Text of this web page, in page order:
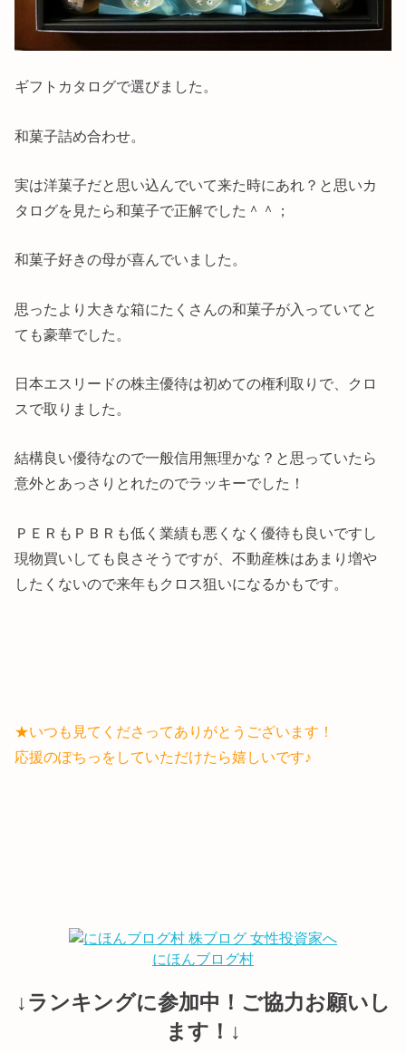
ギフトカタログで選びました。
和菓子詰め合わせ。
実は洋菓子だと思い込んでいて来た時にあれ？と思いカ
タログを見たら和菓子で正解でした＾＾；
和菓子好きの母が喜んでいました。
思ったより大きな箱にたくさんの和菓子が入っていてと
ても豪華でした。
日本エスリードの株主優待は初めての権利取りで、クロ
スで取りました。
結構良い優待なので一般信用無理かな？と思っていたら
意外とあっさりとれたのでラッキーでした！
ＰＥＲもＰＢＲも低く業績も悪くなく優待も良いですし
現物買いしても良さそうですが、不動産株はあまり増や
したくないので来年もクロス狙いになるかもです。
★いつも見てくださってありがとうございます！
応援のぽちっをしていただけたら嬉しいです♪
にほんブログ村
↓ランキングに参加中！ご協力お願いし
ます！↓